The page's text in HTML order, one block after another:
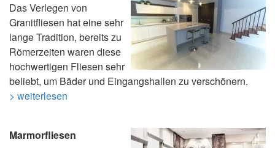
Das Verlegen von
Granitfliesen hat eine sehr
lange Tradition, bereits zu
Römerzeiten waren diese
hochwertigen Fliesen sehr
beliebt, um Bäder und Eingangshallen zu verschönern.
> weiterlesen
Marmorfliesen